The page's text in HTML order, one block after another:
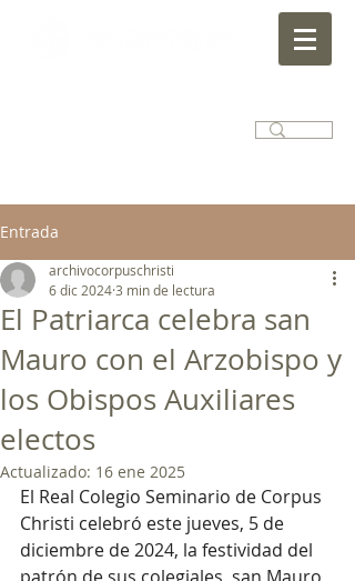
Entrada
El Patriarca celebra san
Mauro con el Arzobispo y
los Obispos Auxiliares
electos
archivocorpuschristi
6 dic 20243 min de lectura
Actualizado: 16 ene 2025
El Real Colegio Seminario de Corpus
Christi celebró este jueves, 5 de
diciembre de 2024, la festividad del